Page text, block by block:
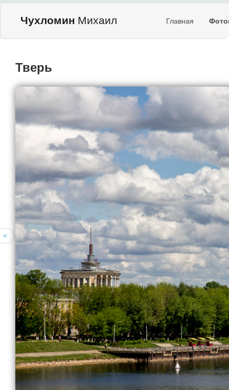
Чухломин Михаил Главная
Тверь
<